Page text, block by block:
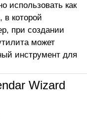
использовать как
в которой
при создании
может
инструмент для
Wizard